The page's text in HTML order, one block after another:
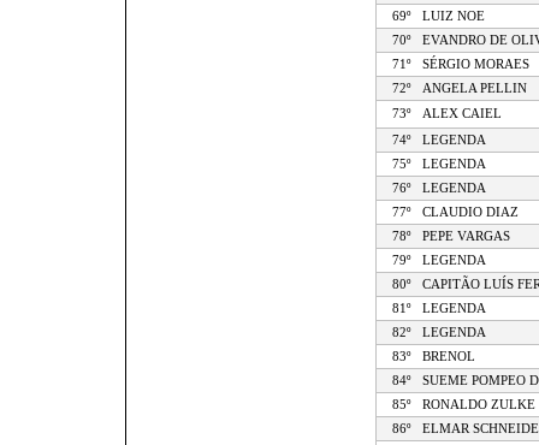
69º
LUIZ NOE
70º
EVANDRO DE
71º
SÉRGIO MORAES
72º
ANGELA PELLIN
73º
ALEX CAIEL
74º
LEGENDA
75º
LEGENDA
76º
LEGENDA
77º
CLAUDIO DIAZ
78º
PEPE VARGAS
79º
LEGENDA
80º
CAPITÃO LUÍS
81º
LEGENDA
82º
LEGENDA
83º
BRENOL
84º
SUEME POMPEO
85º
RONALDO ZULKE
86º
ELMAR